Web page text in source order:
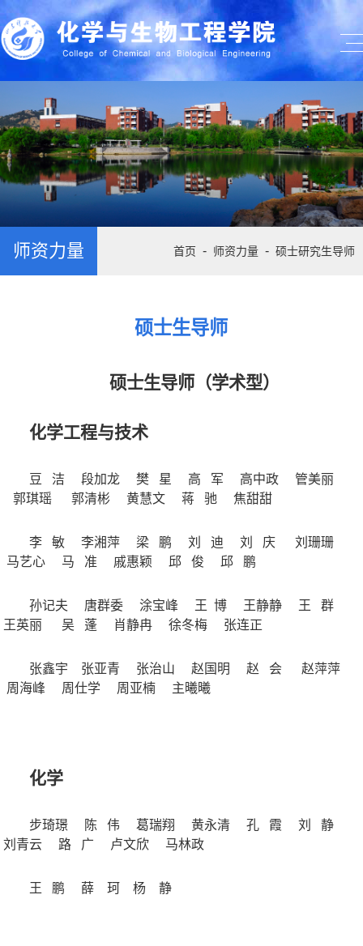
师资力量 首页 - 师资力量 - 硕士研究生导师
硕士生导师
硕士生导师（学术型）
化学工程与技术
豆 洁 段加龙 樊 星 高 军 高中政
管美丽
郭琪瑶
郭清彬 黄慧文 蒋 驰 焦甜甜
李 敏 李湘萍 梁 鹏 刘 迪 刘 庆
刘珊珊
马艺心
马 准 戚惠颖 邱 俊 邱 鹏
孙记夫 唐群委 涂宝峰 王 博 王静静
王 群
王英丽
吴 蓬 肖静冉 徐冬梅 张连正
张鑫宇 张亚青 张治山 赵国明 赵 会
赵萍萍
周海峰
周仕学 周亚楠 主曦曦
化学
步琦璟 陈 伟 葛瑞翔 黄永清 孔 霞
刘 静
刘青云
路 广 卢文欣 马林政
王 鹏 薛 珂 杨 静